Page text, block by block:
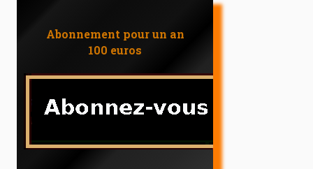
Abonnement pour un an
100 euros